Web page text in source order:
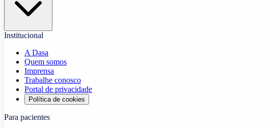
Institucional
A Dasa
Quem somos
Imprensa
Trabalhe conosco
Portal de privacidade
Política de cookies
Para pacientes